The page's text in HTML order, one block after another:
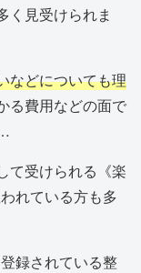
見受けられま
などについても理
る費用などの面で
て受けられる《楽
れている方も多
録されている整